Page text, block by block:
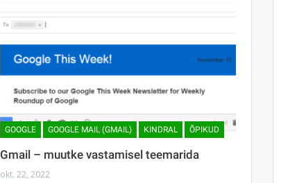
GOOGLE GOOGLE MAIL (GMAIL) KINDRAL ÕPIKUD
Gmail – muutke vastamisel teemarida
okt. 22, 2022